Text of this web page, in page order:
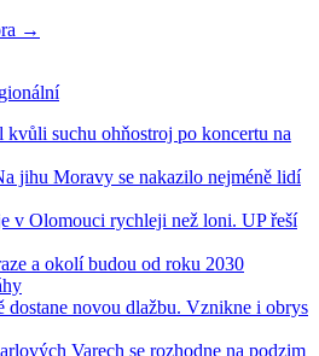
→
suchu ohňostroj po koncertu na
jihu Moravy se nakazilo nejméně lidí
v Olomouci rychleji než loni. UP řeší
a okolí budou od roku 2030
dostane novou dlažbu. Vznikne i obrys
Varech se rozhodne na podzim